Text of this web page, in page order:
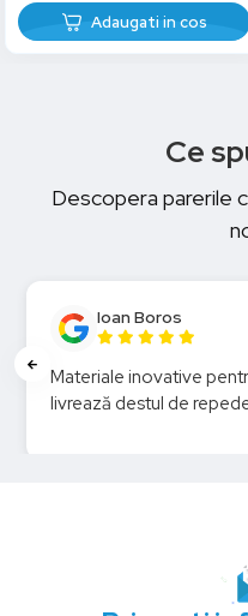
Adaugati in cos
Ce
Descopera parerile
Ioan Boros
Materiale inovative
livrează destul de